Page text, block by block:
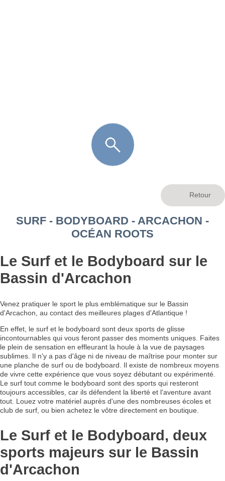
SURF - BODYBOARD - ARCACHON -
OCÉAN ROOTS
Le Surf et le Bodyboard sur le
Bassin d'Arcachon
Venez pratiquer le sport le plus emblématique sur le Bassin
d'Arcachon, au contact des meilleures plages d'Atlantique !
En effet, le surf et le bodyboard sont deux sports de glisse
incontournables qui vous feront passer des moments uniques. Faites
le plein de sensation en effleurant la houle à la vue de paysages
sublimes. Il n'y a pas d'âge ni de niveau de maîtrise pour monter sur
une planche de surf ou de bodyboard. Il existe de nombreux moyens
de vivre cette expérience que vous soyez débutant ou expérimenté.
Le surf tout comme le bodyboard sont des sports qui resteront
toujours accessibles, car ils défendent la liberté et l'aventure avant
tout. Louez votre matériel auprès d'une des nombreuses écoles et
club de surf, ou bien achetez le vôtre directement en boutique.
Le Surf et le Bodyboard, deux
sports majeurs sur le Bassin
d'Arcachon